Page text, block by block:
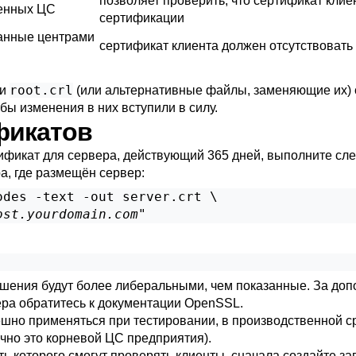
ЦС
сертификации
центрами
сертификат клиента должен
root.crl (или альтернативные файлы, заменяющие их)
изменения в них вступили в силу.
для сервера, действующий 365 дней, выполните
где размещён сервер:
-text -out server.crt \
"
будут более либеральными, чем показанные. За
обратитесь к документации OpenSSL.
применяться при тестировании, в производственной
это корневой ЦС предприятия).